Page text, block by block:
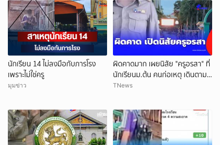
นักเรียน 14 ไม่ลงมือกับภารโรง
เพราะไม่ใช่ครู
มุมข่าว
ผิดคาดมาก เผยนิสัย "ครูอรสา" ที่
นักเรียนม.ต้น คนก่อเหตุ เดินตาม
หา
TNews